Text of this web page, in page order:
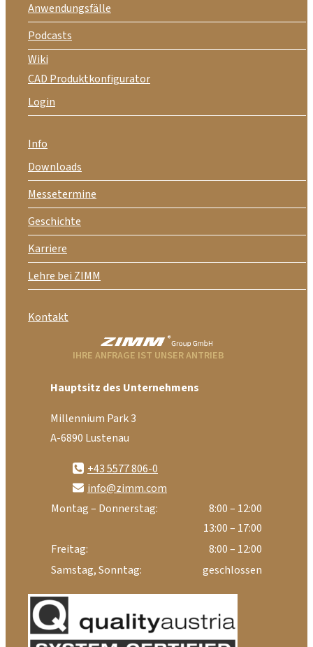
Anwendungsfälle
Podcasts
Wiki
CAD Produktkonfigurator
Login
Info
Downloads
Messetermine
Geschichte
Karriere
Lehre bei ZIMM
Kontakt
IHRE ANFRAGE IST UNSER ANTRIEB
Hauptsitz des Unternehmens
Millennium Park 3
A-6890 Lustenau
+43 5577 806-0
info@zimm.com
Montag – Donnerstag:
8:00 – 12:00
13:00 – 17:00
Freitag:
8:00 – 12:00
Samstag, Sonntag:
geschlossen